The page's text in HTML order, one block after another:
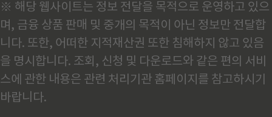
※ 해당 웹사이트는 정보 전달을 목적으로 운영하고 있으
며, 금융 상품 판매 및 중개의 목적이 아닌 정보만 전달합
니다. 또한, 어떠한 지적재산권 또한 침해하지 않고 있음
을 명시합니다. 조회, 신청 및 다운로드와 같은 편의 서비
스에 관한 내용은 관련 처리기관 홈페이지를 참고하시기
바랍니다.